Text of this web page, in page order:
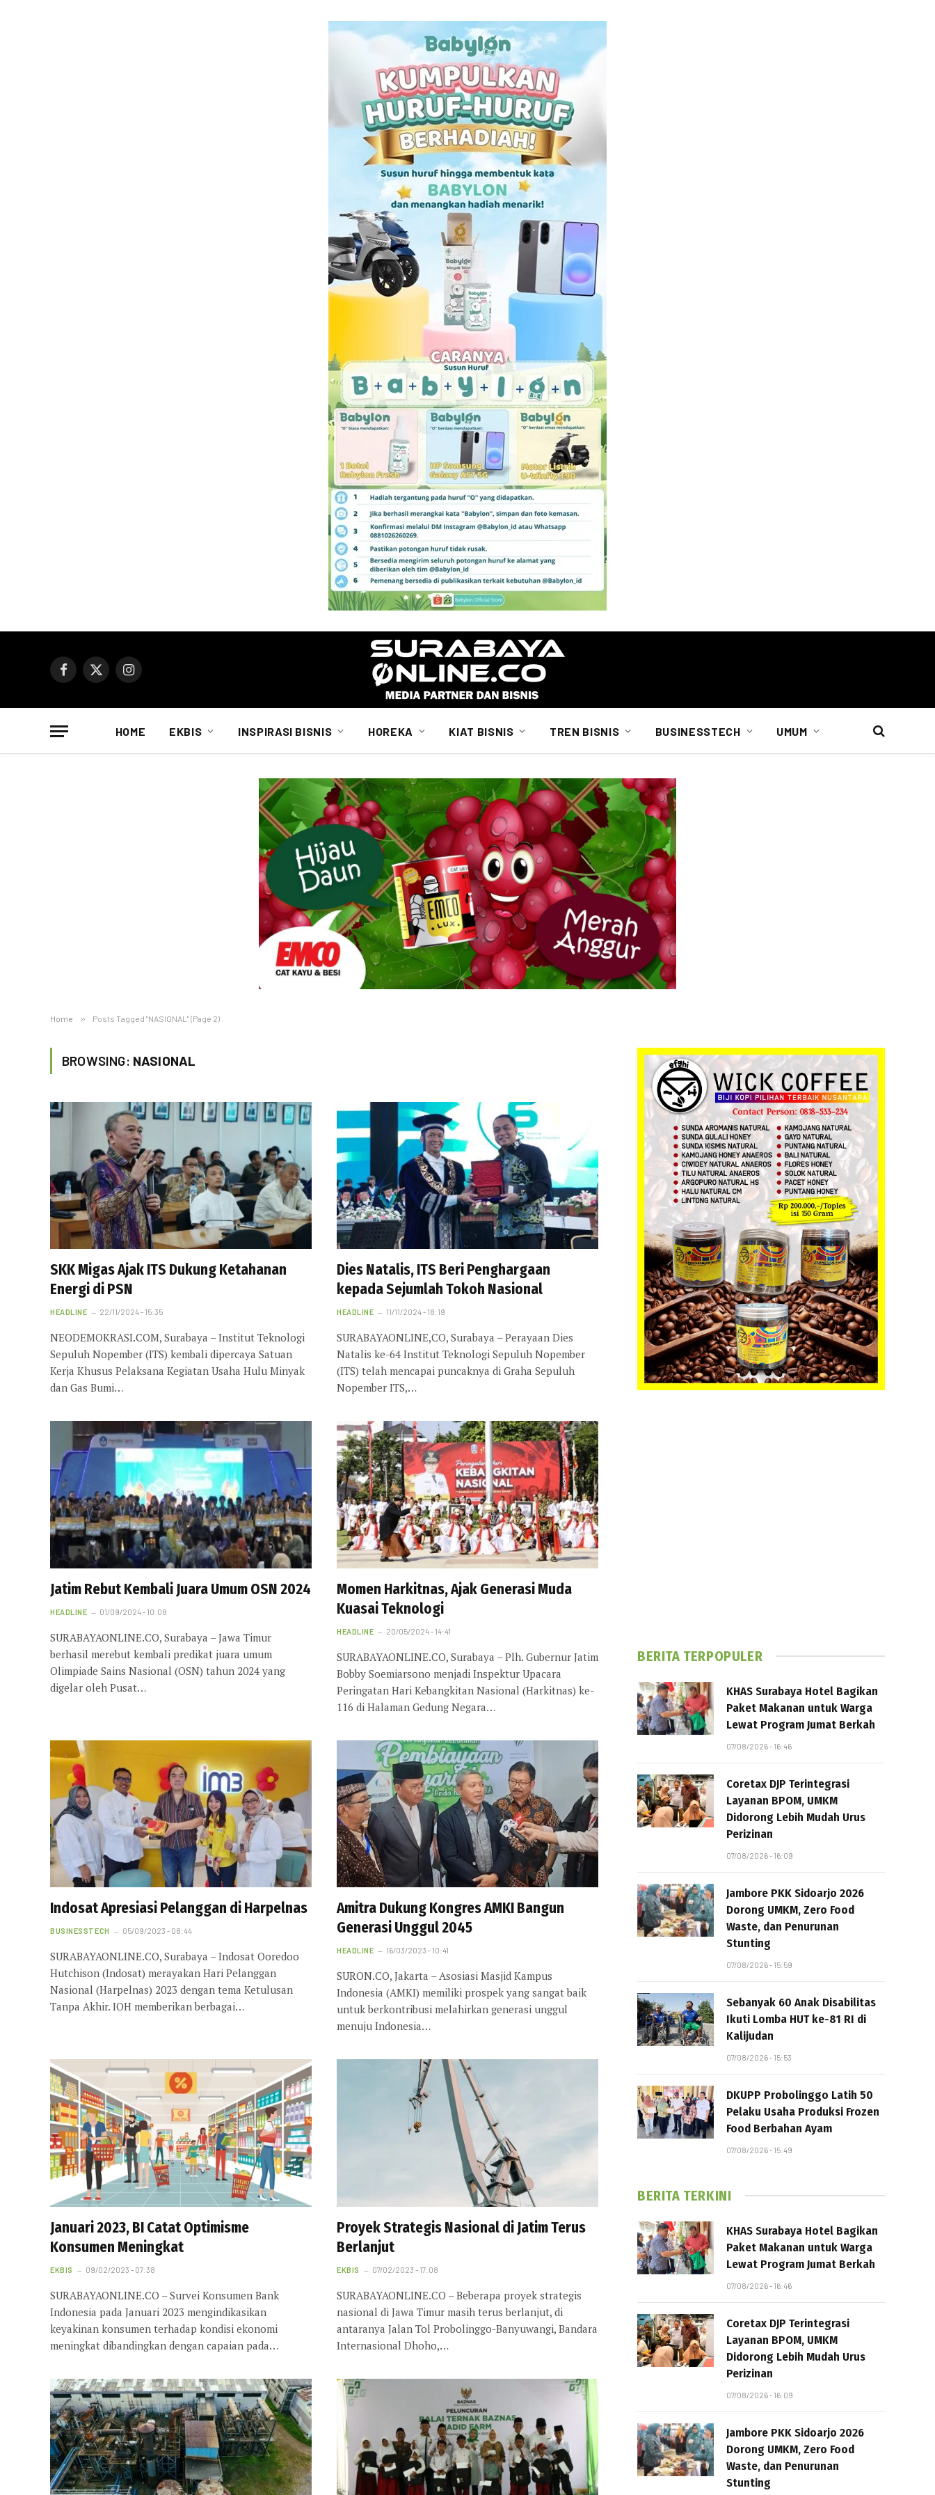
Facebook
X
Instagram
HOME EKBIS INSPIRASI BISNIS HOREKA KIAT BISNIS TREN BISNIS BUSINESSTECH UMUM
Home » Posts Tagged "NASIONAL" (Page 2)
BROWSING: NASIONAL
SKK Migas Ajak ITS Dukung Ketahanan
Energi di PSN
HEADLINE 22/11/2024 - 15:35
NEODEMOKRASI.COM, Surabaya – Institut Teknologi
Sepuluh Nopember (ITS) kembali dipercaya Satuan
Kerja Khusus Pelaksana Kegiatan Usaha Hulu Minyak
dan Gas Bumi…
Dies Natalis, ITS Beri Penghargaan
kepada Sejumlah Tokoh Nasional
HEADLINE 11/11/2024 - 18:19
SURABAYAONLINE,CO, Surabaya – Perayaan Dies
Natalis ke-64 Institut Teknologi Sepuluh Nopember
(ITS) telah mencapai puncaknya di Graha Sepuluh
Nopember ITS,…
Jatim Rebut Kembali Juara Umum OSN 2024
HEADLINE 01/09/2024 - 10:08
SURABAYAONLINE.CO, Surabaya – Jawa Timur
berhasil merebut kembali predikat juara umum
Olimpiade Sains Nasional (OSN) tahun 2024 yang
digelar oleh Pusat…
Momen Harkitnas, Ajak Generasi Muda
Kuasai Teknologi
HEADLINE 20/05/2024 - 14:41
SURABAYAONLINE.CO, Surabaya – Plh. Gubernur Jatim
Bobby Soemiarsono menjadi Inspektur Upacara
Peringatan Hari Kebangkitan Nasional (Harkitnas) ke-
116 di Halaman Gedung Negara…
Indosat Apresiasi Pelanggan di Harpelnas
BUSINESSTECH 05/09/2023 - 08:44
SURABAYAONLINE.CO, Surabaya – Indosat Ooredoo
Hutchison (Indosat) merayakan Hari Pelanggan
Nasional (Harpelnas) 2023 dengan tema Ketulusan
Tanpa Akhir. IOH memberikan berbagai…
Amitra Dukung Kongres AMKI Bangun
Generasi Unggul 2045
HEADLINE 16/03/2023 - 10:41
SURON.CO, Jakarta – Asosiasi Masjid Kampus
Indonesia (AMKI) memiliki prospek yang sangat baik
untuk berkontribusi melahirkan generasi unggul
menuju Indonesia…
Januari 2023, BI Catat Optimisme
Konsumen Meningkat
EKBIS 09/02/2023 - 07:38
SURABAYAONLINE.CO – Survei Konsumen Bank
Indonesia pada Januari 2023 mengindikasikan
keyakinan konsumen terhadap kondisi ekonomi
meningkat dibandingkan dengan capaian pada…
Proyek Strategis Nasional di Jatim Terus
Berlanjut
EKBIS 07/02/2023 - 17:08
SURABAYAONLINE.CO – Beberapa proyek strategis
nasional di Jawa Timur masih terus berlanjut, di
antaranya Jalan Tol Probolinggo-Banyuwangi, Bandara
Internasional Dhoho,…
BERITA TERPOPULER
KHAS Surabaya Hotel Bagikan
Paket Makanan untuk Warga
Lewat Program Jumat Berkah
07/08/2026 - 16:46
Coretax DJP Terintegrasi
Layanan BPOM, UMKM
Didorong Lebih Mudah Urus
Perizinan
07/08/2026 - 16:09
Jambore PKK Sidoarjo 2026
Dorong UMKM, Zero Food
Waste, dan Penurunan
Stunting
07/08/2026 - 15:59
Sebanyak 60 Anak Disabilitas
Ikuti Lomba HUT ke-81 RI di
Kalijudan
07/08/2026 - 15:53
DKUPP Probolinggo Latih 50
Pelaku Usaha Produksi Frozen
Food Berbahan Ayam
07/08/2026 - 15:49
BERITA TERKINI
KHAS Surabaya Hotel Bagikan
Paket Makanan untuk Warga
Lewat Program Jumat Berkah
07/08/2026 - 16:46
Coretax DJP Terintegrasi
Layanan BPOM, UMKM
Didorong Lebih Mudah Urus
Perizinan
07/08/2026 - 16:09
Jambore PKK Sidoarjo 2026
Dorong UMKM, Zero Food
Waste, dan Penurunan
Stunting